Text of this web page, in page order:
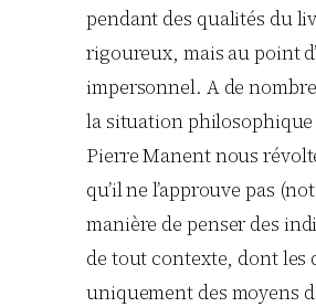
pendant des qualités du
rigoureux, mais au point
impersonnel. A de
la situation
Pierre Manent nous
qu’il ne l’approuve pas
manière de penser des
de tout contexte, dont les
uniquement des moyens